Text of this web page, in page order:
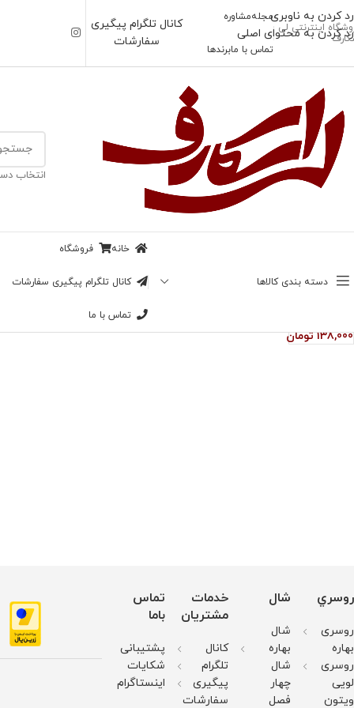
رد کردن به ناوبری
رد کردن به محتوای اصلی
اینترنتی لی
مجلهمشاوره
تماس با مابرندها
کانال تلگرام پیگیری
سفارشات
انتخاب
دسته بندی کالاها
خانه فروشگاه
کانال تلگرام پیگیری سفارشات
تماس با ما
خانه/ محصولات برچسب خورده “شال ژاکارد”
ناموجود
شال ژاکارد
138,000 تومان
روسري
روسری
بهاره
روسری
لویی
ویتون
شال
شال
بهاره
شال
چهار
فصل
خدمات
مشتریان
کانال
تلگرام
پیگیری
سفارشات
تماس
باما
پشتیبانی
شکایات
اینستاگرام